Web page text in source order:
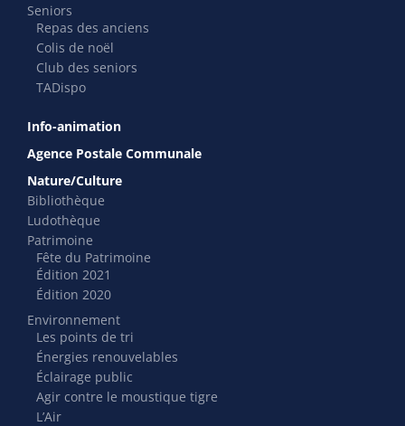
Seniors
Repas des anciens
Colis de noël
Club des seniors
TADispo
Info-animation
Agence Postale Communale
Nature/Culture
Bibliothèque
Ludothèque
Patrimoine
Fête du Patrimoine
Édition 2021
Édition 2020
Environnement
Les points de tri
Énergies renouvelables
Éclairage public
Agir contre le moustique tigre
L’Air